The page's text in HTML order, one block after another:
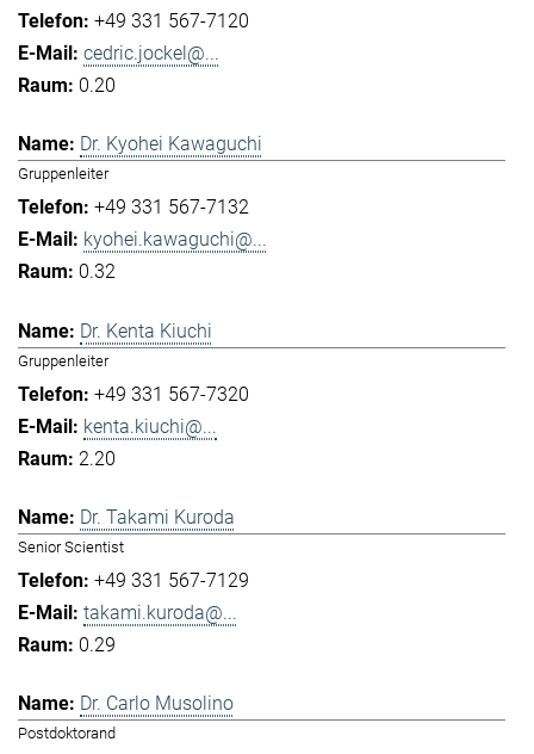
+49 331 567-7120
cedric.jockel@...
0.20
Dr. Kyohei Kawaguchi
Gruppenleiter
+49 331 567-7132
kyohei.kawaguchi@...
0.32
Dr. Kenta Kiuchi
Gruppenleiter
+49 331 567-7320
kenta.kiuchi@...
2.20
Dr. Takami Kuroda
Senior Scientist
+49 331 567-7129
takami.kuroda@...
0.29
Dr. Carlo Musolino
Postdoktorand